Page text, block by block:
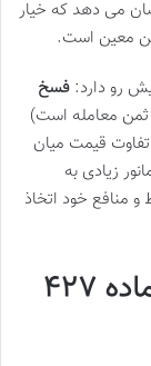
می دهد که خیار
معین است.
رو دارد: فسخ
ثمن معامله است)
قیمت میان
زیادی به
منافع خود اتخاذ
مبنای قانونی محاسبه ارش: ماده ۴۲۷